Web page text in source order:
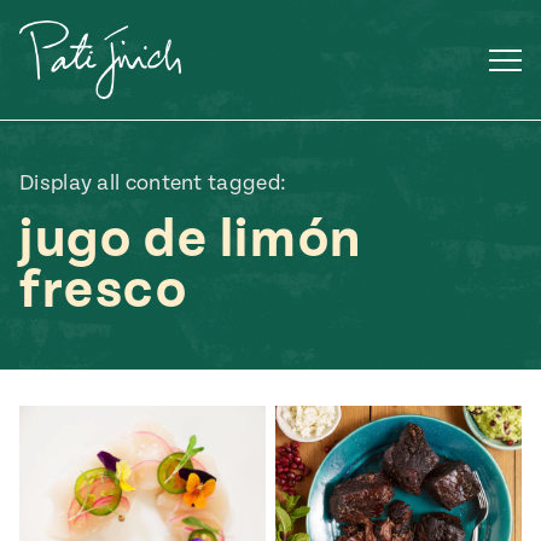
contenido
Display all content tagged:
jugo de limón
fresco